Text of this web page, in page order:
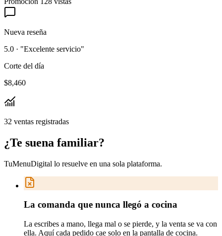
Nueva reseña
5.0 · "Excelente servicio"
Corte del día
$8,460
32 ventas registradas
¿Te suena familiar?
TuMenuDigital lo resuelve en una sola plataforma.
La comanda que nunca llegó a cocina
La escribes a mano, llega mal o se pierde, y la venta se va con
ella. Aquí cada pedido cae solo en la pantalla de cocina.